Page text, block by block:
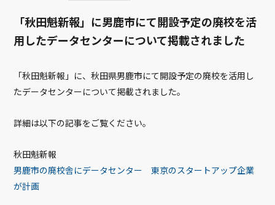
「秋田魁新報」に男鹿市にて開設予定の廃校を活
用したデータセンターについて掲載されました
「秋田魁新報」に、秋田県男鹿市にて開設予定の廃校を活用し
たデータセンターについて掲載されました。
詳細は以下の記事をご覧ください。
秋田魁新報
男鹿市の廃校舎にデータセンター 東京のスタートアップ企業
が計画